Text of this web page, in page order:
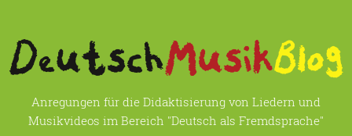
Anregungen für die Didaktisierung von Liedern und
Musikvideos im Bereich "Deutsch als Fremdsprache"